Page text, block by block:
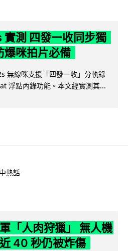
測 四發一收同步獨
咪拍片必備
無線咪支援「四發一收」分軌錄
浮點內錄功能。本文經實測其...
熱話
「人肉狩獵」 無人機
40 秒仍被炸傷